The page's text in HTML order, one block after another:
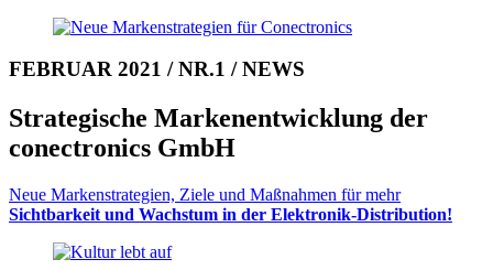
FEBRUAR 2021 / NR.1 / NEWS
Strategische Marken­ent­wick­lung der
conectronics GmbH
Neue Markenstrategien, Ziele und Maß­nahmen für mehr
Sichtbarkeit und Wachs­tum in der Elektronik-Distri­bution!